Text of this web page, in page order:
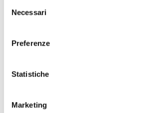
delNecessari
Preferenze
Statistiche
Marketing